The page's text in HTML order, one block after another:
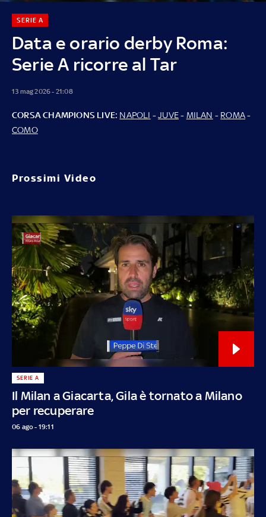
Data e orario derby Roma:
Serie A ricorre al Tar
SERIE A
13 mag 2026 - 21:08
CORSA CHAMPIONS LIVE: NAPOLI -JUVE- MILAN - ROMA-
COMO
Prossimi Video
Il Milan a Giacarta, Gila è tornato a Milano
per recuperare
SERIE A
06 ago - 19:11